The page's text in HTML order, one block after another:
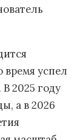
время успел
2025 году
а в 2026